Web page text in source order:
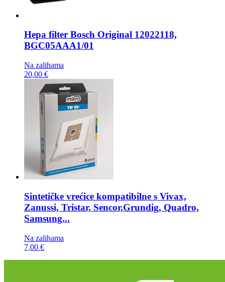
Hepa filter Bosch Original 12022118,
BGC05AAA1/01
Na zalihama
20,00 €
Sintetičke vrećice kompatibilne s Vivax,
Zanussi, Tristar, Sencor,Grundig, Quadro,
Samsung...
Na zalihama
7,00 €